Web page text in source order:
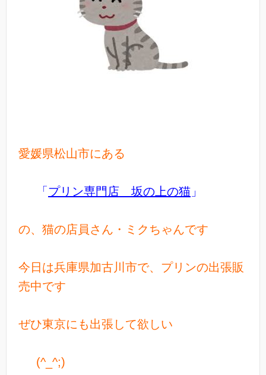
愛媛県松山市にある
「 プリン専門店 坂の上の猫 」
の、猫の店員さん・ミクちゃんです
今日は兵庫県加古川市で、プリンの出張販
売中です
ぜひ東京にも出張して欲しい
(^_^;)